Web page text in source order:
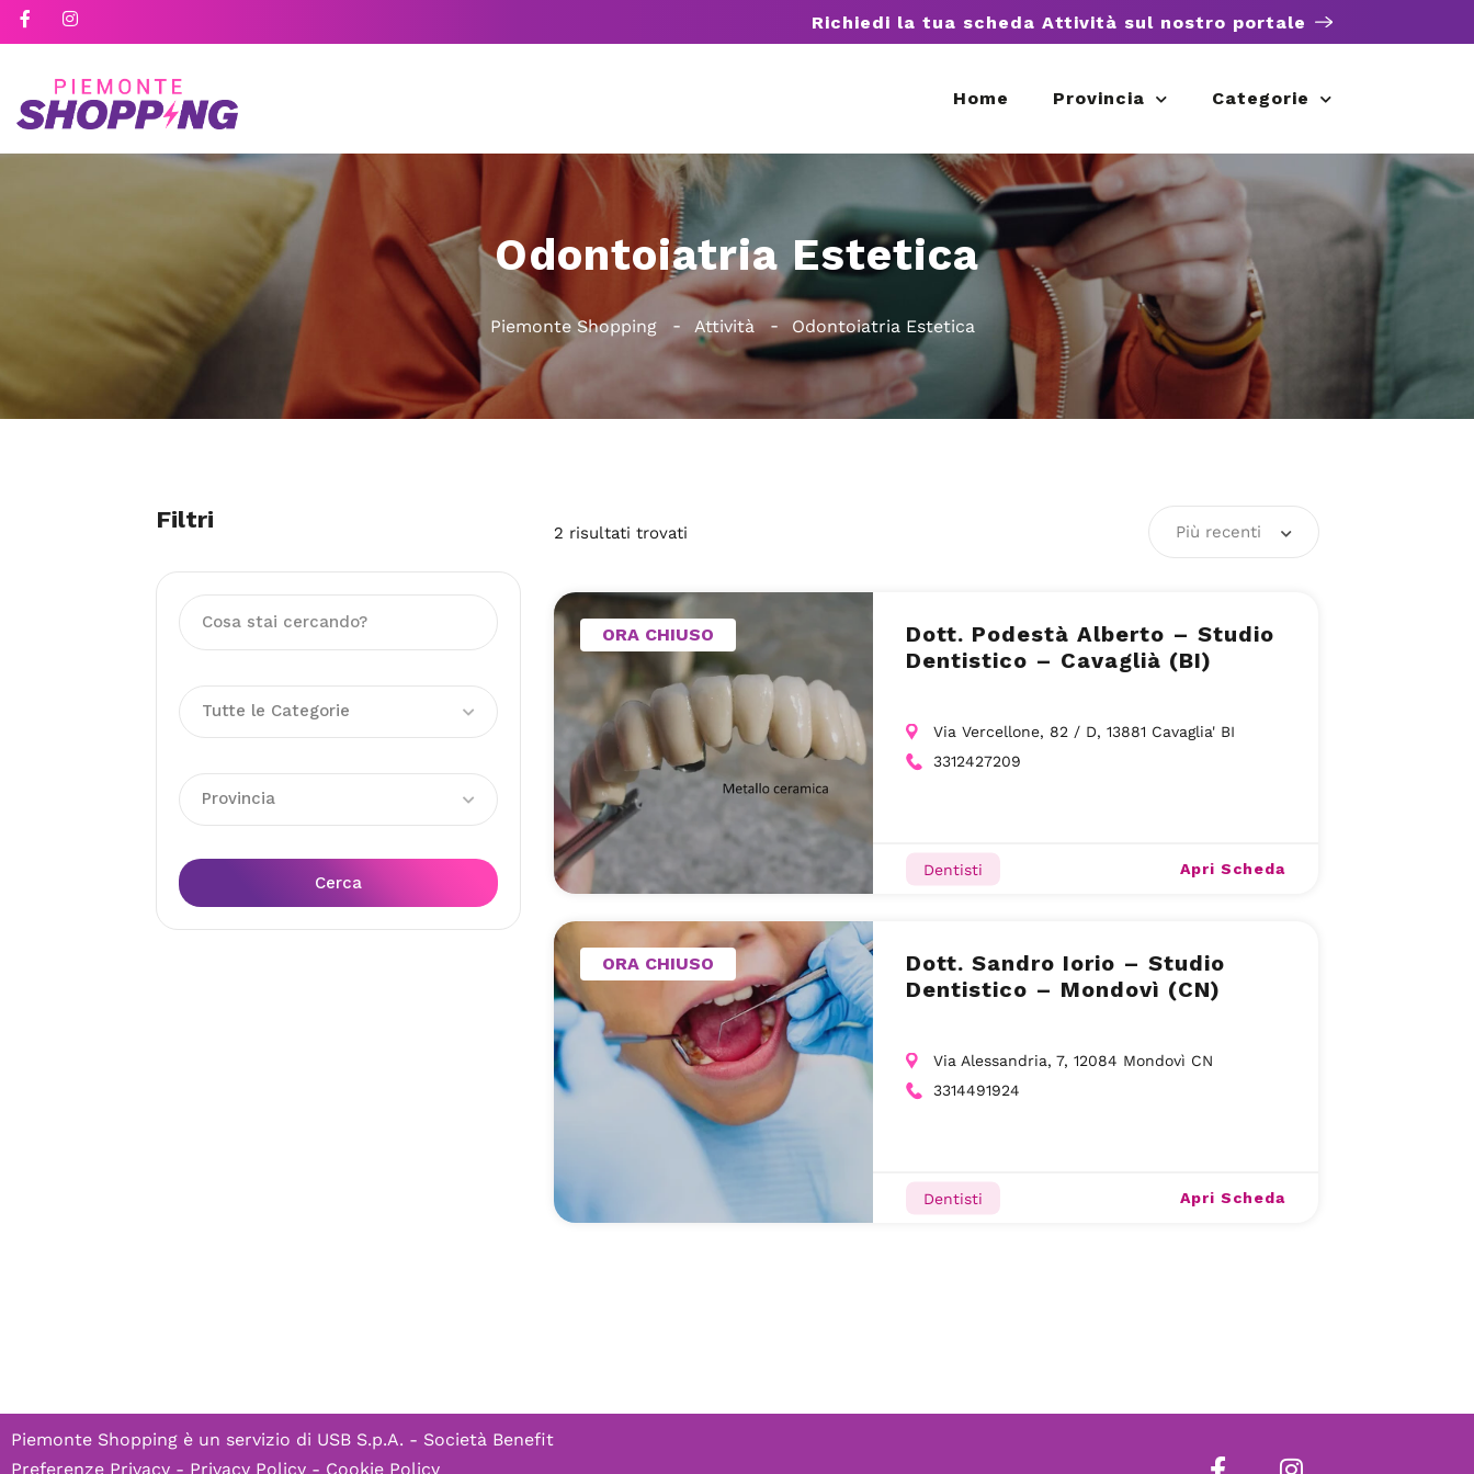
Richiedi la tua scheda Attività sul nostro portale
Home Provincia Categorie
Odontoiatria Estetica
Piemonte Shopping Attività Odontoiatria Estetica
Filtri
Tutte le Categorie
Provincia
Cerca
2 risultati trovati Più recenti
ORA CHIUSO
Dott. Podestà Alberto – Studio
Dentistico – Cavaglià (BI)
Via Vercellone, 82 / D, 13881 Cavaglia' BI
3312427209
Dentisti Apri Scheda
ORA CHIUSO
Dott. Sandro Iorio – Studio
Dentistico – Mondovì (CN)
Via Alessandria, 7, 12084 Mondovì CN
3314491924
Dentisti Apri Scheda
Piemonte Shopping è un servizio di USB S.p.A. - Società Benefit
Preferenze Privacy - Privacy Policy - Cookie Policy